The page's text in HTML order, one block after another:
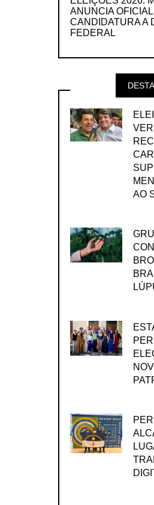
ANUNCIA
CANDIDATURA A
FEDERAL
AO